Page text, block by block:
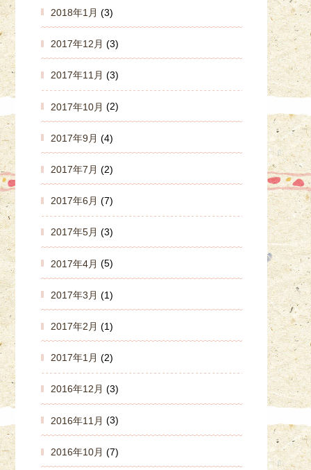
2018年1月 (3)
2017年12月 (3)
2017年11月 (3)
2017年10月 (2)
2017年9月 (4)
2017年7月 (2)
2017年6月 (7)
2017年5月 (3)
2017年4月 (5)
2017年3月 (1)
2017年2月 (1)
2017年1月 (2)
2016年12月 (3)
2016年11月 (3)
2016年10月 (7)